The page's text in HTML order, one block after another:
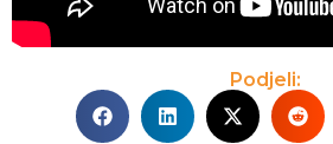
Podjeli: